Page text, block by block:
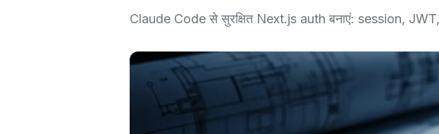
Claude Code से सुरक्षित Next.js auth बनाएं: session,